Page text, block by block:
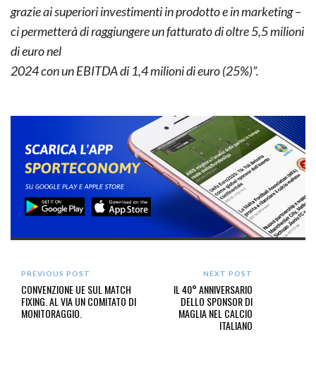
grazie ai superiori investimenti inprodotto e in marketing –
ci permetterà di raggiungere un fatturato di oltre 5,5 milioni
di euro nel
2024 con un EBITDA di 1,4 milioni di euro (25%)”.
PREVIOUS POST
CONVENZIONE UE SUL MATCH
FIXING. AL VIA UN COMITATO DI
MONITORAGGIO.
NEXT POST
IL 40° ANNIVERSARIO
DELLO SPONSOR DI
MAGLIA NEL CALCIO
ITALIANO